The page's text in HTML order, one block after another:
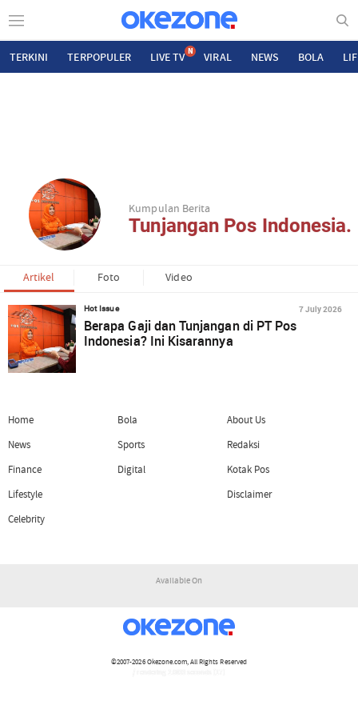
TERKINI TERPOPULER LIVE TV N VIRAL NEWS BOLA
Kumpulan Berita
Tunjangan Pos Indonesia.
Artikel Foto Video
Hot Issue 7 July 2026
Berapa Gaji dan Tunjangan di PT Pos
Indonesia? Ini Kisarannya
Home
News
Finance
Lifestyle
Celebrity
Bola
Sports
Digital
About Us
Redaksi
Kotak Pos
Disclaimer
Available On
©2007-2026Okezone.com, All Rights Reserved